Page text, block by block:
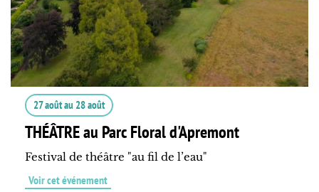
27 aoûtau 28 août
THÉÂTRE au Parc Floral d'Apremont
Festival de théâtre "au fil de l’eau"
Voir cet événement